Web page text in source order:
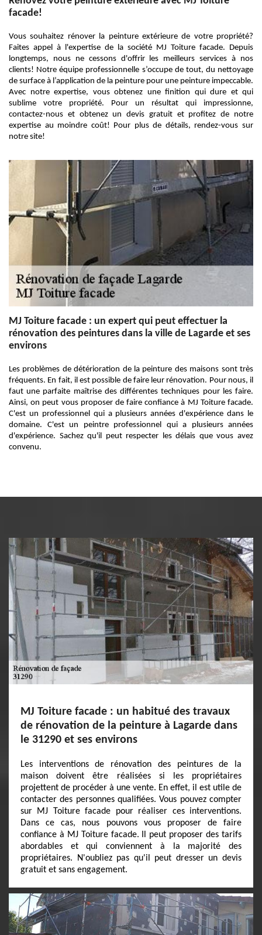
facade!
Vous souhaitez rénover la peinture extérieure de votre propriété?
Faites appel à l'expertise de la société MJ Toiture facade. Depuis
longtemps, nous ne cessons d'offrir les meilleurs services à nos
clients! Notre équipe professionnelle s’occupe de tout, du nettoyage
de surface à l’application de la peinture pour une peinture impeccable.
Avec notre expertise, vous obtenez une finition qui dure et qui
sublime votre propriété. Pour un résultat qui impressionne,
contactez-nous et obtenez un devis gratuit et profitez de notre
expertise au moindre coût! Pour plus de détails, rendez-vous sur
notre site!
MJ Toiture facade : un expert qui peut effectuer la
rénovation des peintures dans la ville de Lagarde et ses
environs
Les problèmes de détérioration de la peinture des maisons sont très
fréquents. En fait, il est possible de faire leur rénovation. Pour nous, il
faut une parfaite maîtrise des différentes techniques pour les faire.
Ainsi, on peut vous proposer de faire confiance à MJ Toiture facade.
C'est un professionnel qui a plusieurs années d'expérience dans le
domaine. C'est un peintre professionnel qui a plusieurs années
d'expérience. Sachez qu'il peut respecter les délais que vous avez
convenu.
MJ Toiture facade : un habitué des travaux
de rénovation de la peinture à Lagarde dans
le 31290 et ses environs
Les interventions de rénovation des peintures de la
maison doivent être réalisées si les propriétaires
projettent de procéder à une vente. En effet, il est utile de
contacter des personnes qualifiées. Vous pouvez compter
sur MJ Toiture facade pour réaliser ces interventions.
Dans ce cas, nous pouvons vous proposer de faire
confiance à MJ Toiture facade. Il peut proposer des tarifs
abordables et qui conviennent à la majorité des
propriétaires. N'oubliez pas qu'il peut dresser un devis
gratuit et sans engagement.